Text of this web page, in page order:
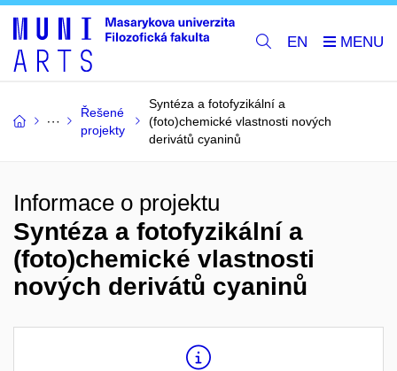
EN
Řešené
projekty
Syntéza a fotofyzikální a
(foto)chemické vlastnosti nových
derivátů cyaninů
Informace o projektu
Syntéza a fotofyzikální a
(foto)chemické vlastnosti
nových derivátů cyaninů